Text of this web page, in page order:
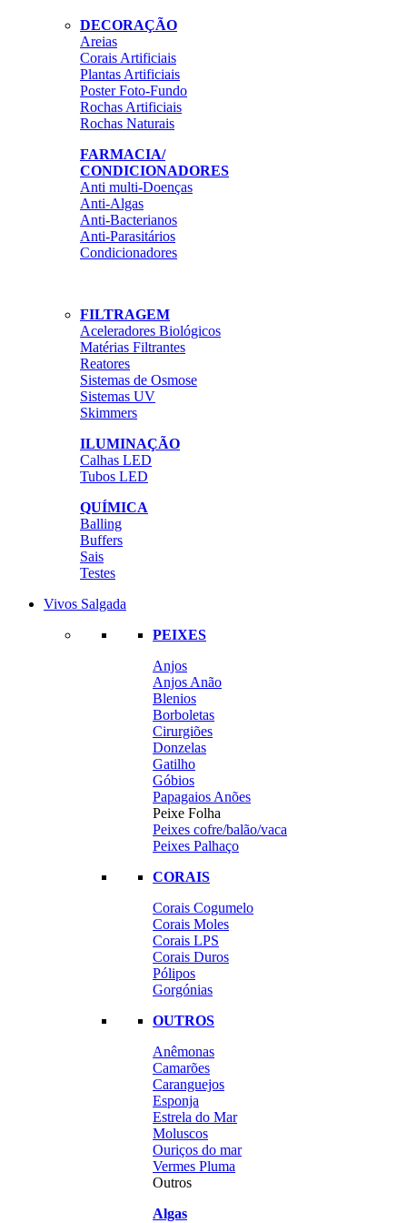
DECORAÇÃO
Areias
Corais Artificiais
Plantas Artificiais
Poster Foto-Fundo
Rochas Artificiais
Rochas Naturais
FARMACIA/
CONDICIONADORES
Anti multi-Doenças
Anti-Algas
Anti-Bacterianos
Anti-Parasitários
Condicionadores
FILTRAGEM
Aceleradores Biológicos
Matérias Filtrantes
Reatores
Sistemas de Osmose
Sistemas UV
Skimmers
ILUMINAÇÃO
Calhas LED
Tubos LED
QUÍMICA
Balling
Buffers
Sais
Testes
Vivos Salgada
PEIXES
Anjos
Anjos Anão
Blenios
Borboletas
Cirurgiões
Donzelas
Gatilho
Góbios
Papagaios Anões
Peixe Folha
Peixes cofre/balão/vaca
Peixes Palhaço
CORAIS
Corais Cogumelo
Corais Moles
Corais LPS
Corais Duros
Pólipos
Gorgónias
OUTROS
Anêmonas
Camarões
Caranguejos
Esponja
Estrela do Mar
Moluscos
Ouriços do mar
Vermes Pluma
Outros
Algas